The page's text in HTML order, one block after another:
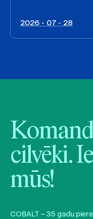
2026 - 07 - 28
cilvēki.
mūs!
COBALT – 35 gadu